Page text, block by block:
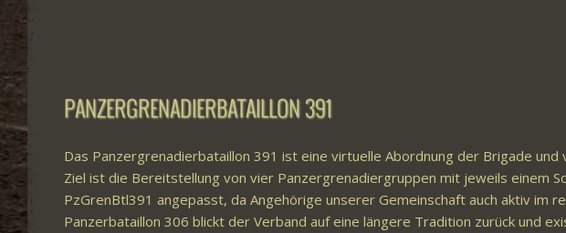
PANZERGRENADIERBATAILLON 391
Das Panzergrenadierbataillon 391 ist eine virtuelle Abordnung der Brigade
Ziel ist die Bereitstellung von vier Panzergrenadiergruppen mit jeweils einem
PzGrenBtl391 angepasst, da Angehörige unserer Gemeinschaft auch aktiv im
Panzerbataillon 306 blickt der Verband auf eine längere Tradition zurück und